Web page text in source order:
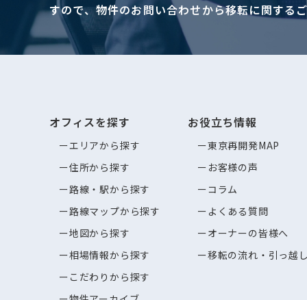
すので、物件のお問い合わせから移転に関する
オフィスを探す
エリアから探す
住所から探す
路線・駅から探す
路線マップから探す
地図から探す
相場情報から探す
こだわりから探す
お役立ち情報
東京再開発MAP
お客様の声
コラム
よくある質問
オーナーの皆様へ
移転の流れ・引っ越